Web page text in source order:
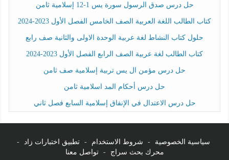
حل درس صدق الرسول سورة يس 1-12 إسلامية ثامن
كتاب الطالب اللغة العربية الصف الخامس الفصل الأول 2023-2024
حلول كتاب النشاط لغة عربية الوحدة الاولى والثانية صف رابع
كتاب الطالب لغة عربية الصف الرابع الفصل الأول 2023-2024
حل درس مؤمن ال يس تربية إسلامية صف ثامن
حل درس أحكام المد اسلامية ثامن
حل درس الاعتدال في الإنفاق إسلامية السابع فصل ثاني
سياسية الخصوصية - شروط الاستخدام - تطبيق اختبارات زاد
-
محرك بحث سراج
- تواصل معنا